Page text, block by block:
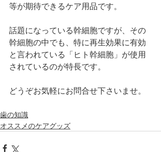
等が期待できるケア用品です。
話題になっている幹細胞ですが、その
幹細胞の中でも、特に再生効果に有効
と言われている「ヒト幹細胞」が使用
されているのが特長です。
どうぞお気軽にお問合せ下さいませ。
歯の知識
オススメのケアグッズ